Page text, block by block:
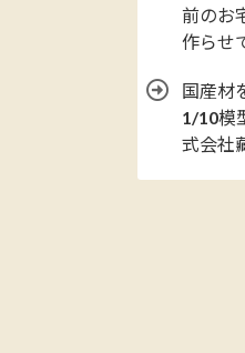
前のお
作らせ
国産材
1/10
式会社